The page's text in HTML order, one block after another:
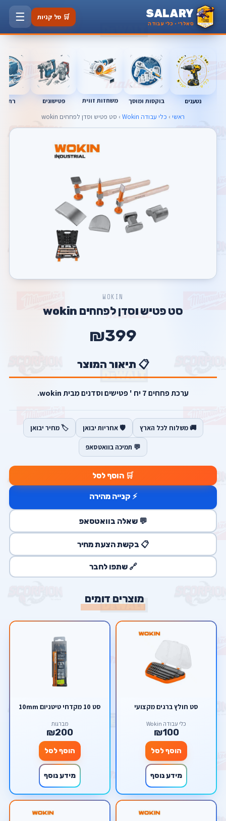
SALARY
סאלרי · כלי עבודה
🛒 סל קניות ☰
נטענים בוקסות ומוסך משחזות זווית פטישונים
ראשי › כלי עבודה Wokin › סט פטיש וסדן לפחחים wokin
WOKIN
סט פטיש וסדן לפחחים wokin
₪399
📋 תיאור המוצר
ערכת פחחים 7 יח ' פטישים וסדנים מבית wokin.
🚚 משלוח לכל הארץ 🛡️ אחריות יבואן 🏷️ מחיר יבואן
💬 תמיכה בוואטסאפ
🛒 הוסף לסל
⚡ קנייה מהירה
💬 שאלה בוואטסאפ
📋 בקשת הצעת מחיר
🔗 שתפו לחבר
מוצרים דומים
סט חולץ ברגים מקצועי
כלי עבודה Wokin
₪100
הוסף לסל
מידע נוסף
סט 10 מקדחי טיטניום 10mm
מברגות
₪200
הוסף לסל
מידע נוסף